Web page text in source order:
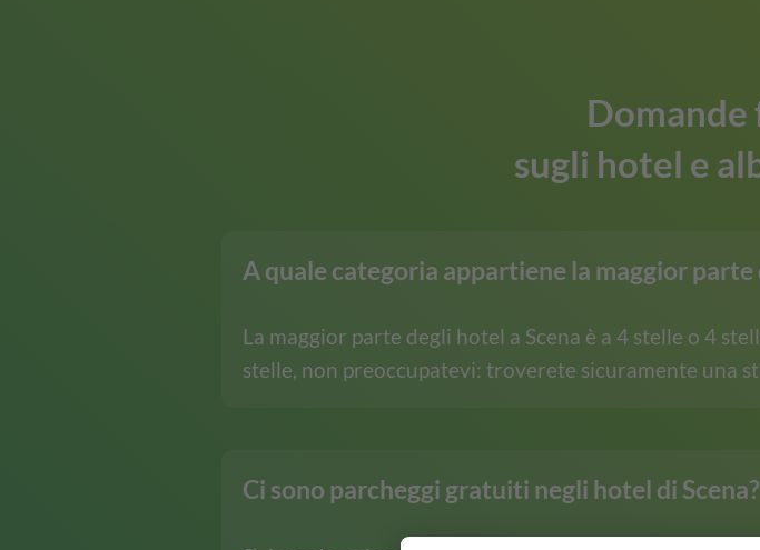
sugli hotel e
A quale categoria appartiene la maggior parte
La maggior parte degli hotel a Scena è a 4 stelle o 4
stelle, non preoccupatevi: troverete sicuramente una
Ci sono parcheggi gratuiti negli hotel di Scena?